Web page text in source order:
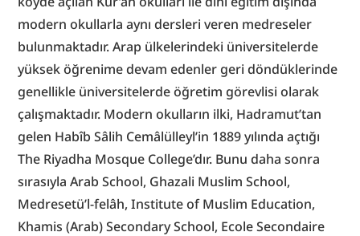
modern okullarla aynı dersleri veren medreseler
bulunmaktadır. Arap ülkelerindeki üniversitelerde
yüksek öğrenime devam edenler geri döndüklerinde
genellikle üniversitelerde öğretim görevlisi olarak
çalışmaktadır. Modern okulların ilki, Hadramut’tan
gelen Habîb Sâlih Cemâlülleyl’in 1889 yılında açtığı
The Riyadha Mosque College’dır. Bunu daha sonra
sırasıyla Arab School, Ghazali Muslim School,
Medresetü’l-felâh, Institute of Muslim Education,
Khamis (Arab) Secondary School, Ecole Secondaire